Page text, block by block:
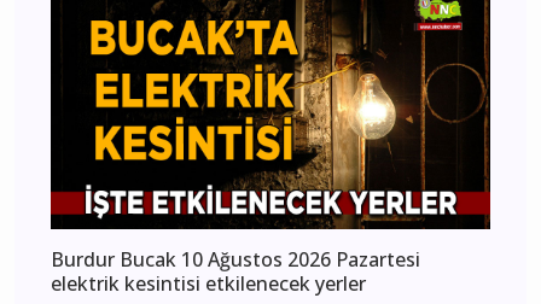
Burdur Bucak 10 Ağustos 2026 Pazartesi
elektrik kesintisi etkilenecek yerler